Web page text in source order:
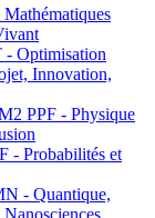
Optimisation
Innovation,
PPF - Physique
- Probabilités et
- Quantique,